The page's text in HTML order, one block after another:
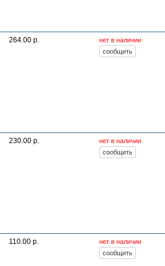
264.00 р. нет в наличии
230.00 р. нет в наличии
110.00 р. нет в наличии